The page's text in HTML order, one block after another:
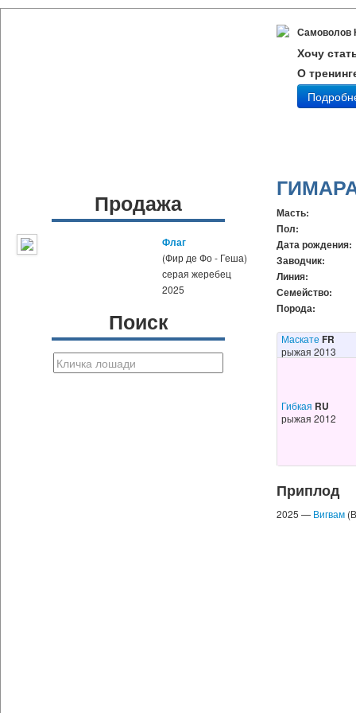
Самоволов
Хочу
О
Продажа
Флаг
(Фир де Фо - Геша)
серая жеребец
2025
Поиск
Масть:
Пол:
Дата рождения:
Заводчик:
Линия:
Семейство:
Порода:
Маскате FR
рыжая 2013
Гибкая RU
рыжая 2012
Приплод
2025 — Вигвам